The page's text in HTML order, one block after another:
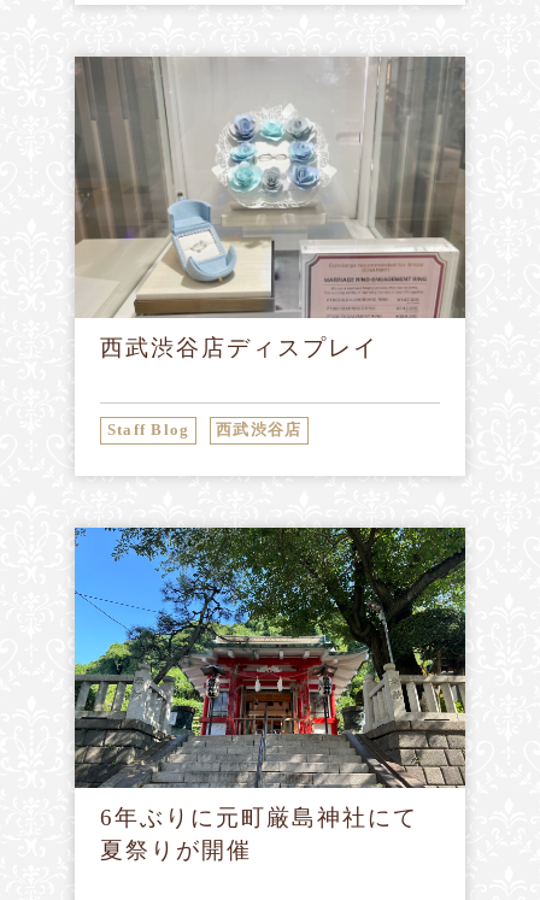
西武渋谷店ディスプレイ
Staff Blog 西武渋谷店
6年ぶりに元町厳島神社にて
夏祭りが開催